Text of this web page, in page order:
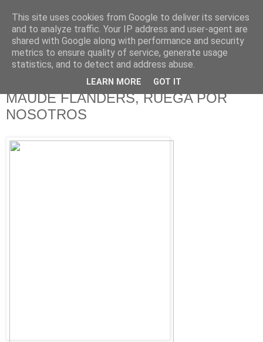
625 RANAS
LA TELEVISIÓN DESDE EL PUNTO DE VISTA BATRACIO
MAUDE FLANDERS, RUEGA POR
NOSOTROS
This site uses cookies from Google to deliver its services
and to analyze traffic. Your IP address and user-agent are
shared with Google along with performance and security
metrics to ensure quality of service, generate usage
statistics, and to detect and address abuse.
LEARN MORE GOT IT